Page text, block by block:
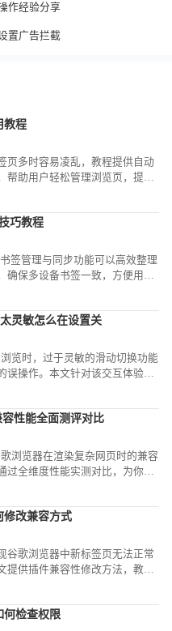
作经验分享
置广告拦截
教程
页多时容易凌乱，教程提供自动
帮助用户轻松管理浏览页，提高
巧教程
签管理与同步功能可以高效整理
确保多设备书签一致，方便用户
灵敏怎么在设置关
览时，过于灵敏的滑动切换功能
误操作。本文针对该交互体验，
页时的专注度与精准性。
性能全面测评对比
浏览器在渲染复杂网页时的兼容
过全维度性能实测对比，为你深
修改兼容方式
谷歌浏览器中新标签页无法正常
提供插件兼容性修改方法，教你
何检查权限